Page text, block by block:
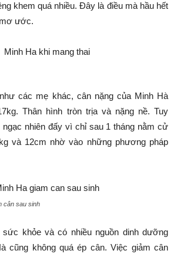
khem quá nhiều. Đây là điều mà hầu hết
ước.
các mẹ khác, cân nặng của Minh Hà
Thân hình tròn trịa và nặng nề. Tuy
ngạc nhiên đấy vì chỉ sau 1 tháng nằm cử
và 12cm nhờ vào những phương pháp
cân sau sinh
khỏe và có nhiều nguồn dinh dưỡng
cũng không quá ép cân. Việc giảm cân